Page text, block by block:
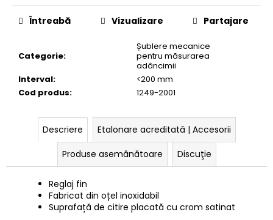
Categorie:
Șublere mecanice
pentru măsurarea
adâncimii
Interval:
<200 mm
Cod produs: 1249-2001
Întreabă Vizualizare Partajare
Descriere
Etalonare acreditată | Accesorii
Produse asemănătoare
Discuţie
Reglaj fin
Fabricat din oțel inoxidabil
Suprafață de citire placată cu crom satinat